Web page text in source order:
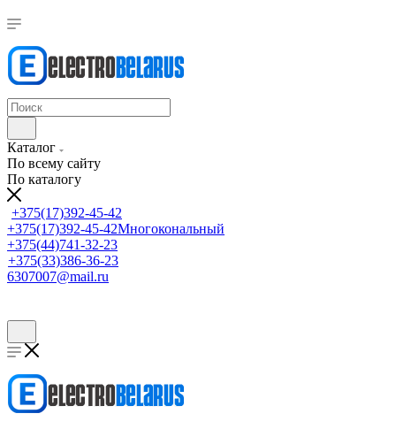
Каталог
По всему сайту
По каталогу
+375(17)392-45-42
+375(17)392-45-42Многокональный
+375(44)741-32-23
+375(33)386-36-23
6307007@mail.ru